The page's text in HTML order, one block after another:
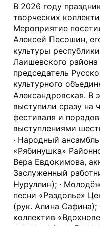
В 2026 году
творческих
Мероприятие
Алексей Песошин,
культуры
Лаишевского
председатель
культурного
Александровская. В
выступили сразу на
фестиваля и
выступлениями
· Народный
«Рябинушка»
Вера Евдокимова,
Заслуженный
Нуруллин); ·
песни «Раздолье»
(рук. Алина Сафина);
коллектив